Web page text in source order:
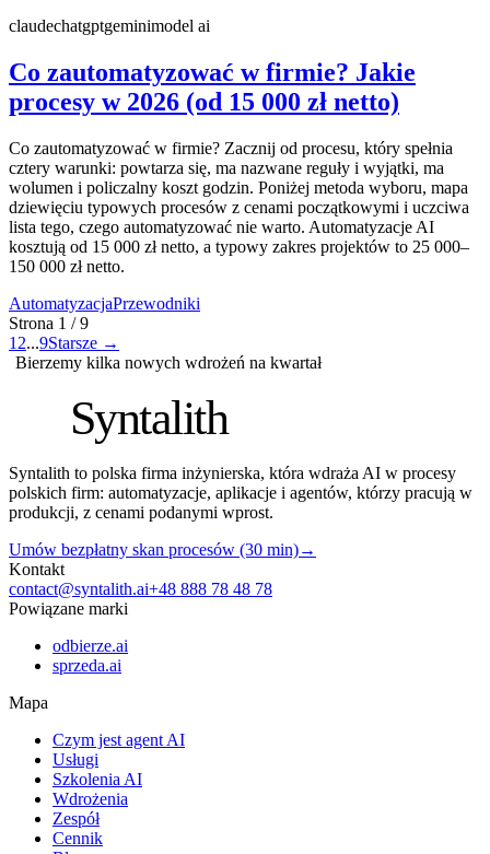
claudechatgptgeminimodel ai
Co zautomatyzować w firmie? Jakie
procesy w 2026 (od 15 000 zł netto)
Co zautomatyzować w firmie? Zacznij od procesu, który spełnia
cztery warunki: powtarza się, ma nazwane reguły i wyjątki, ma
wolumen i policzalny koszt godzin. Poniżej metoda wyboru, mapa
dziewięciu typowych procesów z cenami początkowymi i uczciwa
lista tego, czego automatyzować nie warto. Automatyzacje AI
kosztują od 15 000 zł netto, a typowy zakres projektów to 25 000–
150 000 zł netto.
AutomatyzacjaPrzewodniki
Strona 1 /9
1 2...9Starsze →
Bierzemy kilka nowych wdrożeń na kwartał
Syntalith
Syntalith to polska firma inżynierska, która wdraża AI w procesy
polskich firm: automatyzacje, aplikacje i agentów, którzy pracują w
produkcji, z cenami podanymi wprost.
Umów bezpłatny skan procesów (30 min)→
Kontakt
contact@syntalith.ai+48 888 78 48 78
Powiązane marki
odbierze.ai
sprzeda.ai
Mapa
Czym jest agent AI
Usługi
Szkolenia AI
Wdrożenia
Zespół
Cennik